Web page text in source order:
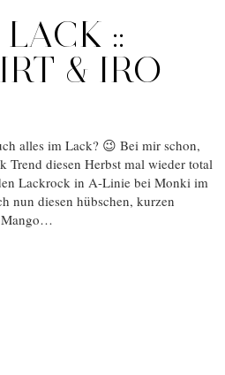
::
& IRO
alles im Lack? 😉 Bei mir schon,
Trend diesen Herbst mal wieder total
Lackrock in A-Linie bei Monki im
nun diesen hübschen, kurzen